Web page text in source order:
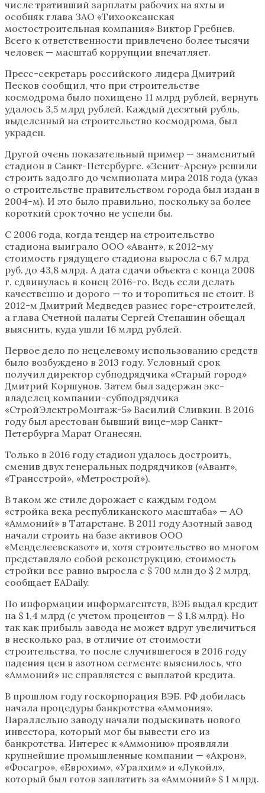
числе тративший зарплаты рабочих на яхты и
особняк глава ЗАО «Тихоокеанская
мостостроительная компания» Виктор Гребнев.
Всего к ответственности привлечено более тысячи
человек — масштаб коррупции впечатляет.
Пресс-секретарь российского лидера Дмитрий
Песков сообщил, что при строительстве
космодрома было похищено 11 млрд рублей, вернуть
удалось 3,5 млрд рублей. Каждый десятый рубль,
выделенный на строительство космодрома, был
украден.
Другой очень показательный пример — знаменитый
стадион в Санкт-Петербурге. «Зенит-Арену» решили
строить задолго до чемпионата мира 2018 года (указ
о строительстве правительством города был издан в
2004-м). И это было правильно, поскольку за более
короткий срок точно не успели бы.
С 2006 года, когда тендер на строительство
стадиона выиграло ООО «Авант», к 2012-му
стоимость грядущего стадиона выросла с 6,7 млрд
руб. до 43,8 млрд. А дата сдачи объекта с конца 2008
г. сдвинулась в конец 2016-го. Ведь если делать
качественно и дорого — то и торопиться не стоит. В
2012-м Дмитрий Медведев разнес горе-строителей,
а глава Счетной палаты Сергей Степашин обещал
выяснить, куда ушли 16 млрд рублей.
Первое дело по нецелевому использованию средств
было возбуждено в 2013 году. Условный срок
получил директор субподрядчика «Старый город»
Дмитрий Коршунов. Затем был задержан экс-
владелец компании-субподрядчика
«СтройЭлектроМонтаж-5» Василий Сливкин. В 2016
году был арестован бывший вице-мэр Санкт-
Петербурга Марат Оганесян.
Только в 2016 году стадион удалось достроить,
сменив двух генеральных подрядчиков («Авант»,
«Трансстрой», «Метрострой»).
В таком же стиле дорожает с каждым годом
«стройка века республиканского масштаба» — АО
«Аммоний» в Татарстане. В 2011 году Азотный завод
начали строить на базе активов ООО
«Менделеевсказот» и, хотя строительство во многом
представляло собой реконструкцию, стоимость
стройки все равно выросла с $ 700 млн до $ 2 млрд,
сообщает EADaily.
По информации информагентств, ВЭБ выдал кредит
на $ 1,4 млрд (с учетом процентов — $ 1,8 млрд). Но
так как прибыль завода не может вдруг увеличиться
в несколько раз, в отличие от стоимости
строительства, то после случившегося в 2016 году
падения цен в азотном сегменте выяснилось, что
«Аммоний» не справляется с выплатой кредита.
В прошлом году госкорпорация ВЭБ. РФ добилась
начала процедуры банкротства «Аммония».
Параллельно заводу начали подыскивать нового
инвестора, который мог бы вывести его из
банкротства. Интерес к «Аммонию» проявляли
крупнейшие промышленные компании — «Акрон»,
«Фосагро», «Еврохим», «Уралхим» и «Лукойл»,
который был готов заплатить за «Аммоний» $ 1 млрд.